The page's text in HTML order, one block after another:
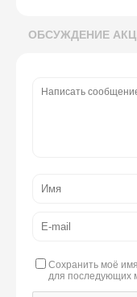
ОБСУЖДЕНИЕ
Сохранить моё
для последующих